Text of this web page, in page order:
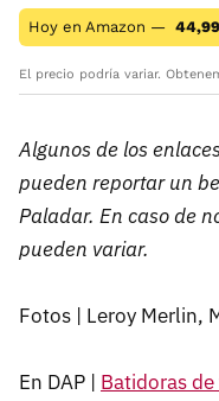
Hoy en Amazon — 44,99
El precio podría variar.
Algunos de los
pueden reportar un
Paladar. En caso de
pueden variar.
Fotos | Leroy Merlin,
En DAP | Batidoras